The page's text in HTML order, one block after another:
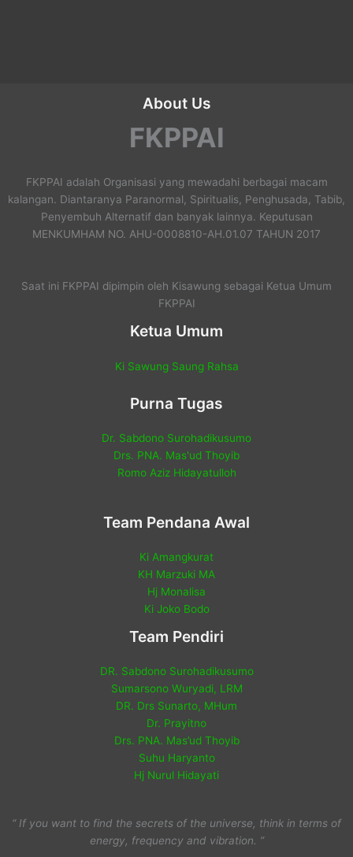
About Us
FKPPAI
FKPPAI adalah Organisasi yang mewadahi berbagai macam
kalangan. Diantaranya Paranormal, Spiritualis, Penghusada, Tabib,
Penyembuh Alternatif dan banyak lainnya. Keputusan
MENKUMHAM NO. AHU-0008810-AH.01.07 TAHUN 2017
Saat ini FKPPAI dipimpin oleh Kisawung sebagai Ketua Umum
FKPPAI
Ketua Umum
Ki Sawung Saung Rahsa
Purna Tugas
Dr. Sabdono Surohadikusumo
Drs. PNA. Mas'ud Thoyib
Romo Aziz Hidayatulloh
Team Pendana Awal
Ki Amangkurat
KH Marzuki MA
Hj Monalisa
Ki Joko Bodo
Team Pendiri
DR. Sabdono Surohadikusumo
Sumarsono Wuryadi, LRM
DR. Drs Sunarto, MHum
Dr. Prayitno
Drs. PNA. Mas’ud Thoyib
Suhu Haryanto
Hj Nurul Hidayati
“ If you want to find the secrets of the universe, think in terms of
energy, frequency and vibration. ”